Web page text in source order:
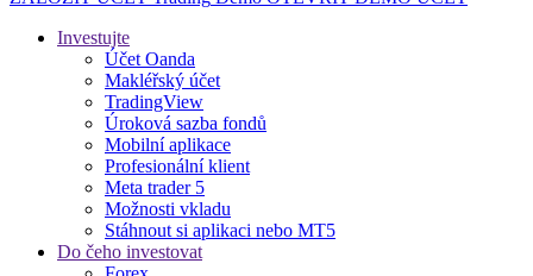
Investujte
Účet Oanda
Makléřský účet
TradingView
Úroková sazba fondů
Mobilní aplikace
Profesionální klient
Meta trader 5
Možnosti vkladu
Stáhnout si aplikaci nebo MT5
Do čeho investovat